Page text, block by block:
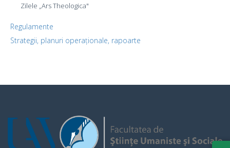
Zilele „Ars Theologica"
Regulamente
Strategii, planuri operaționale, rapoarte